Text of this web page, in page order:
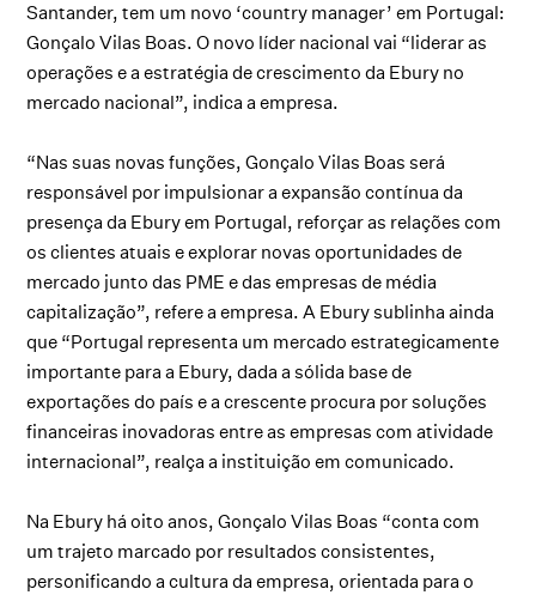
Santander, tem um novo ‘country manager’ em Portugal:
Gonçalo Vilas Boas. O novo líder nacional vai “liderar as
operações e a estratégia de crescimento da Ebury no
mercado nacional”, indica a empresa.
“Nas suas novas funções, Gonçalo Vilas Boas será
responsável por impulsionar a expansão contínua da
presença da Ebury em Portugal, reforçar as relações com
os clientes atuais e explorar novas oportunidades de
mercado junto das PME e das empresas de média
capitalização”, refere a empresa. A Ebury sublinha ainda
que “Portugal representa um mercado estrategicamente
importante para a Ebury, dada a sólida base de
exportações do país e a crescente procura por soluções
financeiras inovadoras entre as empresas com atividade
internacional”, realça a instituição em comunicado.
Na Ebury há oito anos, Gonçalo Vilas Boas “conta com
um trajeto marcado por resultados consistentes,
personificando a cultura da empresa, orientada para o